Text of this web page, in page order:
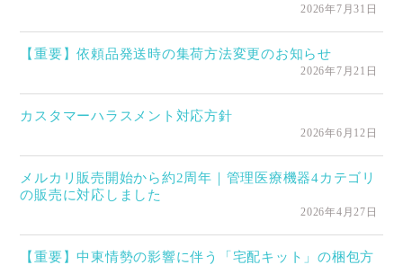
2026年7月31日
【重要】依頼品発送時の集荷方法変更のお知らせ
2026年7月21日
カスタマーハラスメント対応方針
2026年6月12日
メルカリ販売開始から約2周年｜管理医療機器4カテゴリ
の販売に対応しました
2026年4月27日
【重要】中東情勢の影響に伴う「宅配キット」の梱包方